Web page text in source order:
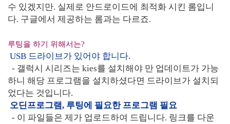
수 있겠지만. 실제로 안드로이드에 최적화 시킨 롬입니
다. 구글에서 제공하는 롬과는 다르죠.
루팅을 하기 위해서는?
USB 드라이브가 있어야 합니다.
- 갤럭시 시리즈는 kies를 설치해야 만 업데이트가 가능
하니 해당 프로그램을 설치하셨다면 드라이브가 설치되
었다는 것입니다.
오딘프로그램, 루팅에 필요한 프로그램 필요
- 이 파일들은 제가 업로드하여 드립니다. 링크를 다운